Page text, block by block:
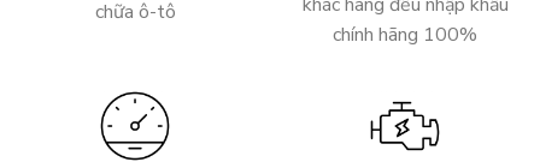
chữa ô-tô
chính hãng 100%